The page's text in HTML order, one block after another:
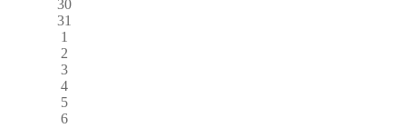
30
31
1
2
3
4
5
6